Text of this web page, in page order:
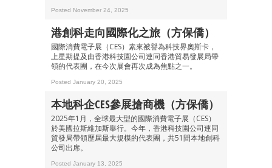
Posted November 24, 2025
港創科走向國際化之旅（方保僑）
國際消費電子展（CES）素來被譽為科技界奧斯卡，
上星期提及由香港科技園公司連同香港貿易發展局帶
領的代表團，在今次展會再次成為焦點之一。
Posted January 20, 2025
本地科企CES參展搶商機（方保僑）
2025年1月，全球最大型的國際消費電子展（CES）
於美國拉斯維加斯舉行。今年，香港科技園公司連同
貿發局帶領歷屆最大規模的代表團，共51間本地創科
公司出席。
Posted January 13, 2025
成為 EJ Tech 會員
箱！